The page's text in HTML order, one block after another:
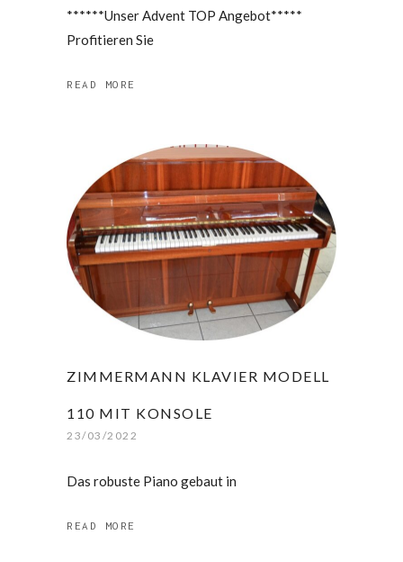
******Unser Advent TOP Angebot*****
Profitieren Sie
READ MORE
ZIMMERMANN KLAVIER MODELL
110 MIT KONSOLE
23/03/2022
Das robuste Piano gebaut in
READ MORE